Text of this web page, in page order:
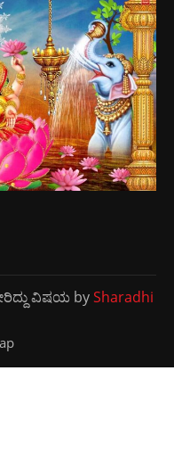
ವಿಷಯ bySharadhi